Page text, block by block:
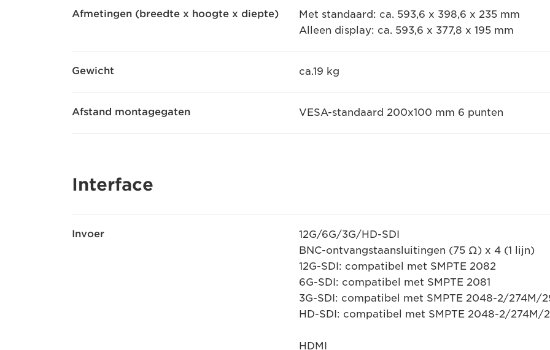
Afmetingen (breedte x hoogte x diepte)
Met standaard: ca. 593,6 x 398,6 x 235 mm
Alleen display: ca. 593,6 x 377,8 x 195 mm
Gewicht ca.19 kg
Afstand montagegaten VESA-standaard 200x100 mm 6 punten
Interface
Invoer
12G/6G/3G/HD-SDI
BNC-ontvangstaansluitingen (75 Ω) x 4 (1 lijn)
12G-SDI: compatibel met SMPTE 2082
6G-SDI: compatibel met SMPTE 2081
3G-SDI: compatibel met SMPTE 2048-2/274M/
HD-SDI: compatibel met SMPTE 2048-2/274M/
HDMI